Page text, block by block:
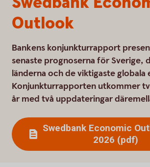
Outlook
Bankens konjunkturrapport
senaste prognoserna för Sverige,
länderna och de viktigaste globala
Konjunkturrapporten utkommer
år med två uppdateringar
Swedbank Economic
2026 (pdf)